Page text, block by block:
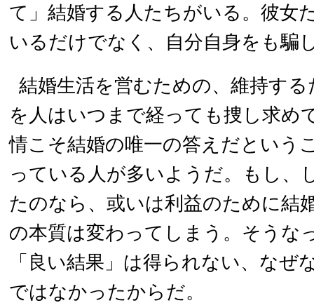
て」結婚する人たちがいる。彼女
いるだけでなく、自分自身をも騙
結婚生活を営むための、維持す
を人はいつまで経っても捜し求め
情こそ結婚の唯一の答えだという
っている人が多いようだ。もし、
たのなら、或いは利益のために結
の本質は変わってしまう。そうな
「良い結果」は得られない、なぜ
ではなかったからだ。